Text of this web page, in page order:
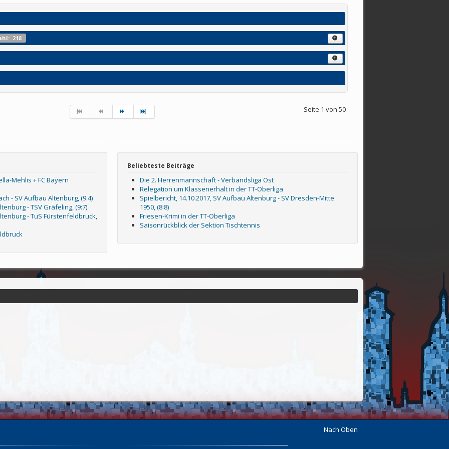
218
Seite 1 von 50
Mehlis + FC Bayern
- SV Aufbau Altenburg, (9:4)
- TSV Gräfeling, (9:7)
- TuS Fürstenfeldbruck,
Beliebteste Beiträge
Die 2. Herrenmannschaft - Verbandsliga Ost
Relegation um Klassenerhalt in der TT-Oberliga
Spielbericht, 14.10.2017, SV Aufbau Altenburg - SV Dresden-Mitte
1950, (8:8)
Friesen-Krimi in der TT-Oberliga
Saisonrückblick der Sektion Tischtennis
Nach Oben